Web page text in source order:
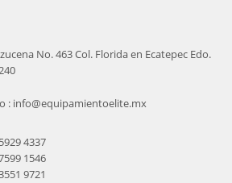
No. 463 Col. Florida en Ecatepec Edo.
: info@equipamientoelite.mx
4337
1546
9721